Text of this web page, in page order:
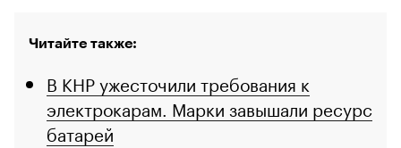
Читайте также:
В КНР ужесточили требования к
электрокарам. Марки завышали ресурс
батарей